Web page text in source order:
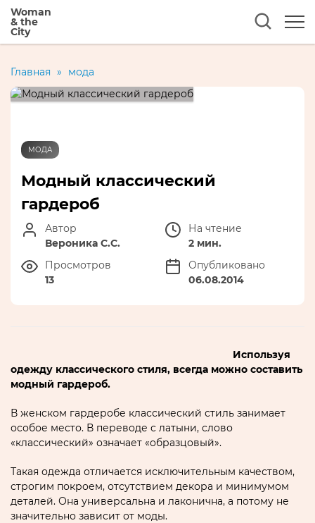
Woman
& the
City
Главная » мода
МОДА
Модный классический
гардероб
Автор
Вероника С.С.
На чтение
2 мин.
Просмотров
13
Опубликовано
06.08.2014
Используя
одежду классического стиля, всегда можно составить
модный гардероб.
В женском гардеробе классический стиль занимает
особое место. В переводе с латыни, слово
«классический» означает «образцовый».
Такая одежда отличается исключительным качеством,
строгим покроем, отсутствием декора и минимумом
деталей. Она универсальна и лаконична, а потому не
значительно зависит от моды.